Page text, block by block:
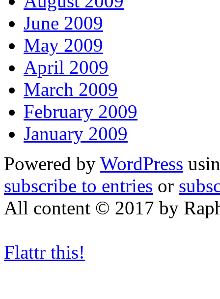
June 2009
May 2009
April 2009
March 2009
February 2009
January 2009
Powered by WordPress
subscribe to entries or
All content © 2017 by
Flattr this!